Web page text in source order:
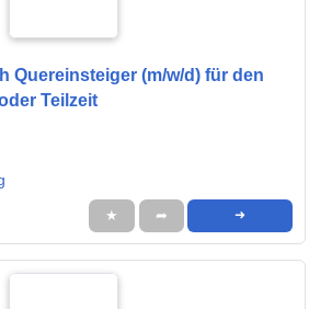
Quereinsteiger (m/w/d) für den
Teilzeit
★ ➦ ➜